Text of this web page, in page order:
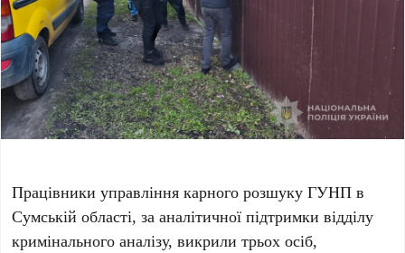
Працівники управління карного розшуку ГУНП в
Сумській області, за аналітичної підтримки відділу
кримінального аналізу, викрили трьох осіб,